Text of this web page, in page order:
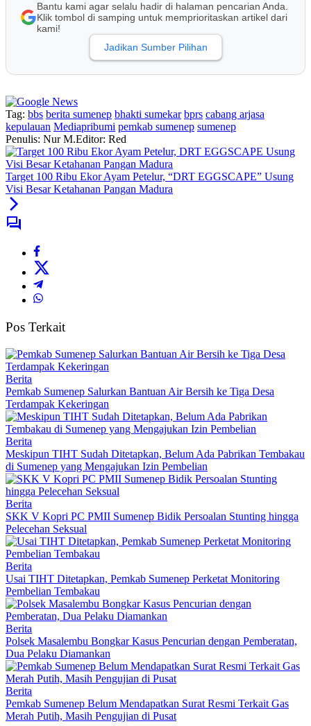
Bantu kami agar selalu hadir di halaman pencarian Anda.
Klik tombol di samping untuk memprioritaskan artikel dari
kami!
Jadikan Sumber Pilihan
Tag: bbs berita sumenep bhakti sumekar bprs cabang arjasa
kepulauan Mediapribumi pemkab sumenep sumenep
Penulis: Nur M.Editor: Red
Target 100 Ribu Ekor Ayam Petelur, “DRT EGGSCAPE” Usung
Visi Besar Ketahanan Pangan Madura
Pos Terkait
Berita
Pemkab Sumenep Salurkan Bantuan Air Bersih ke Tiga Desa
Terdampak Kekeringan
Berita
Meskipun TIHT Sudah Ditetapkan, Belum Ada Pabrikan Tembakau
di Sumenep yang Mengajukan Izin Pembelian
Berita
SKK V Kopri PC PMII Sumenep Bidik Persoalan Stunting hingga
Pelecehan Seksual
Berita
Usai TIHT Ditetapkan, Pemkab Sumenep Perketat Monitoring
Pembelian Tembakau
Berita
Polsek Masalembu Bongkar Kasus Pencurian dengan Pemberatan,
Dua Pelaku Diamankan
Berita
Pemkab Sumenep Belum Mendapatkan Surat Resmi Terkait Gas
Merah Putih, Masih Pengujian di Pusat